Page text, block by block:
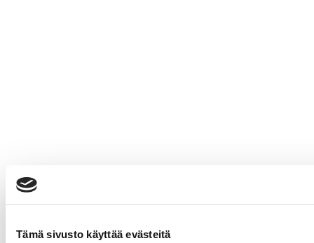
Tämä sivusto käyttää evästeitä